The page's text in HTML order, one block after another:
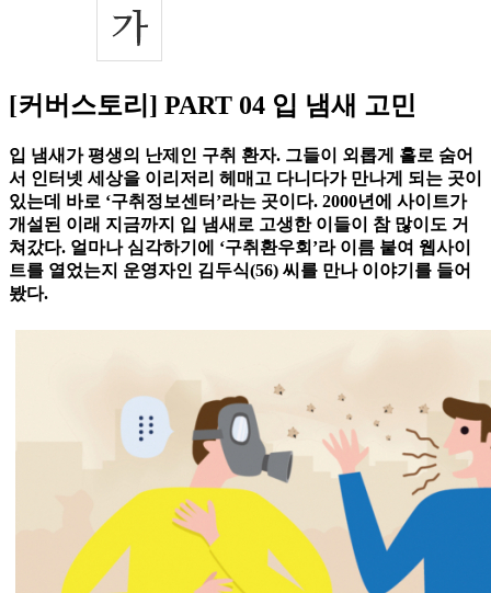
[커버스토리] PART 04 입 냄새 고민
입 냄새가 평생의 난제인 구취 환자. 그들이 외롭게 홀로 숨어
서 인터넷 세상을 이리저리 헤매고 다니다가 만나게 되는 곳이
있는데 바로 ‘구취정보센터’라는 곳이다. 2000년에 사이트가
개설된 이래 지금까지 입 냄새로 고생한 이들이 참 많이도 거
쳐갔다. 얼마나 심각하기에 ‘구취환우회’라 이름 붙여 웹사이
트를 열었는지 운영자인 김두식(56) 씨를 만나 이야기를 들어
봤다.